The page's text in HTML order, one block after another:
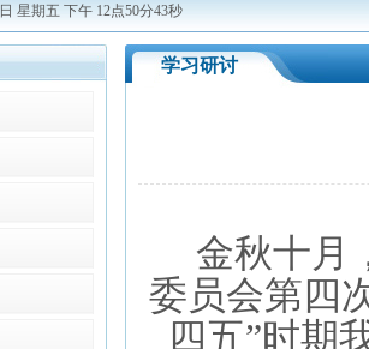
星期五 下午 12点50分43秒
学习研讨
金秋十月
委员会第四
四五”时期